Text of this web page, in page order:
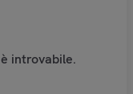
introvabile.